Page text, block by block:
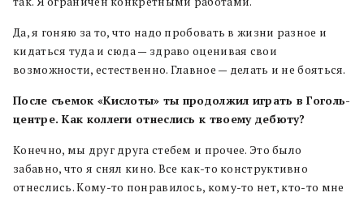
Да, я гоняю за то, что надо пробовать в жизни разное и
кидаться туда и сюда — здраво оценивая свои
возможности, естественно. Главное — делать и не бояться.
После съемок «Кислоты» ты продолжил играть в Гоголь-
центре. Как коллеги отнеслись к твоему дебюту?
Конечно, мы друг друга стебем и прочее. Это было
забавно, что я снял кино. Все как-то конструктивно
отнеслись. Кому-то понравилось, кому-то нет, кто-то мне